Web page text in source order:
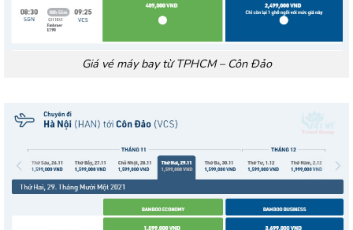
Giá vé máy bay từ TPHCM – Côn Đảo